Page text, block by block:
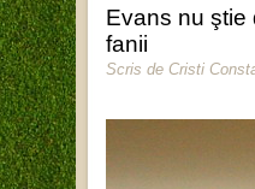
Evans nu ştie
fanii
Scris de Cristi